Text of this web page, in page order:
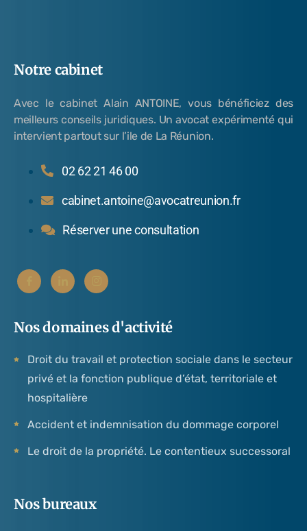
Notre cabinet
Avec le cabinet Alain ANTOINE, vous bénéficiez des
meilleurs conseils juridiques. Un avocat expérimenté qui
intervient partout sur l’ile de La Réunion.
02 62 21 46 00
cabinet.antoine@avocatreunion.fr
Réserver une consultation
Nos domaines d'activité
Droit du travail et protection sociale dans le secteur
privé et la fonction publique d’état, territoriale et
hospitalière
Accident et indemnisation du dommage corporel
Le droit de la propriété. Le contentieux successoral
Nos bureaux